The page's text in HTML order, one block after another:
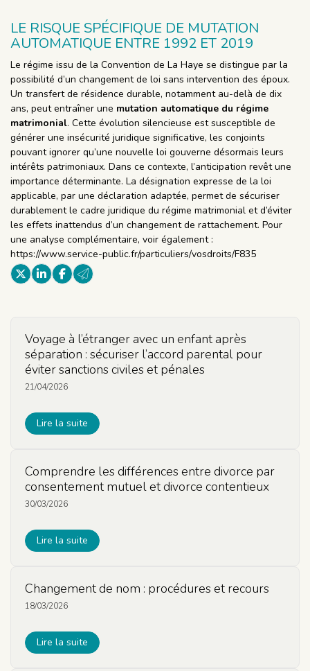
LE RISQUE SPÉCIFIQUE DE MUTATION
AUTOMATIQUE ENTRE 1992 ET 2019
Le régime issu de la Convention de La Haye se distingue par la
possibilité d’un changement de loi sans intervention des époux.
Un transfert de résidence durable, notamment au-delà de dix
ans, peut entraîner une mutation automatique du régime
matrimonial. Cette évolution silencieuse est susceptible de
générer une insécurité juridique significative, les conjoints
pouvant ignorer qu’une nouvelle loi gouverne désormais leurs
intérêts patrimoniaux. Dans ce contexte, l’anticipation revêt une
importance déterminante. La désignation expresse de la loi
applicable, par une déclaration adaptée, permet de sécuriser
durablement le cadre juridique du régime matrimonial et d’éviter
les effets inattendus d’un changement de rattachement. Pour
une analyse complémentaire, voir également :
https://www.service-public.fr/particuliers/vosdroits/F835
Voyage à l’étranger avec un enfant après
séparation : sécuriser l’accord parental pour
éviter sanctions civiles et pénales
21/04/2026
Lire la suite
Comprendre les différences entre divorce par
consentement mutuel et divorce contentieux
30/03/2026
Lire la suite
Changement de nom : procédures et recours
18/03/2026
Lire la suite